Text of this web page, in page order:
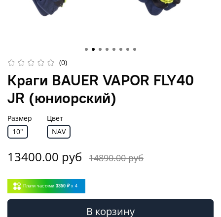
(0)
Краги BAUER VAPOR FLY40
JR (юниорский)
Размер
10"
Цвет
NAV
13400.00 руб 14890.00 руб
Плати частями 3350 ₽ x 4
В корзину